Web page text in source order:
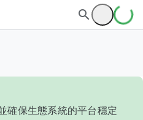
確保生態系統的平台穩定